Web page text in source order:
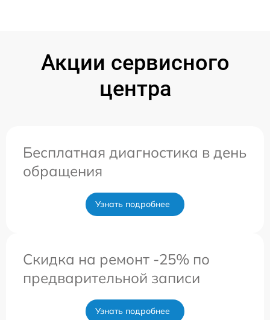
Акции сервисного
центра
Бесплатная диагностика в день
обращения
Узнать подробнее
Скидка на ремонт -25% по
предварительной записи
Узнать подробнее